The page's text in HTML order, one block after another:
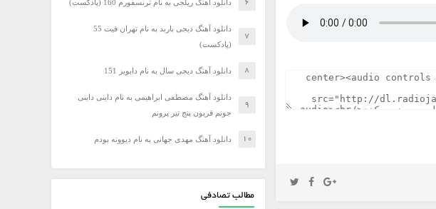
دانلود آهنگ ریلجی به نام ترنسفورم 160 (پادکست)
دانلود آهنگ دیجی باربد به نام تهران فیت 55
(پادکست)
دانلود آهنگ دیجی سال به نام دابویز 151
دانلود آهنگ مصطفی ابراهیمی به نام داینی داینی
جونم قربون پنج تیر پرونم
دانلود آهنگ مهدی جهانی به نام دیوونه بودم
مطالب تصادفی